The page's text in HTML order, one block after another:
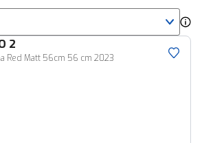
2
Red Matt 56cm 56 cm 2023